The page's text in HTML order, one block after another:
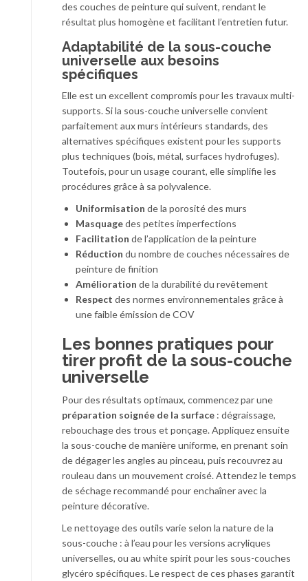
des couches de peinture qui suivent, rendant le
résultat plus homogène et facilitant l’entretien futur.
Adaptabilité de la sous-couche
universelle aux besoins
spécifiques
Elle est un excellent compromis pour les travaux multi-
supports. Si la sous-couche universelle convient
parfaitement aux murs intérieurs standards, des
alternatives spécifiques existent pour les supports
plus techniques (bois, métal, surfaces hydrofuges).
Toutefois, pour un usage courant, elle simplifie les
procédures grâce à sa polyvalence.
Uniformisation de la porosité des murs
Masquagedes petites imperfections
Facilitation de l’application de la peinture
Réduction du nombre de couches nécessaires de
peinture de finition
Amélioration de la durabilité du revêtement
Respect des normes environnementales grâce à
une faible émission de COV
Les bonnes pratiques pour
tirer profit de la sous-couche
universelle
Pour des résultats optimaux, commencez par une
préparation soignée de la surface : dégraissage,
rebouchage des trous et ponçage. Appliquez ensuite
la sous-couche de manière uniforme, en prenant soin
de dégager les angles au pinceau, puis recouvrez au
rouleau dans un mouvement croisé. Attendez le temps
de séchage recommandé pour enchaîner avec la
peinture décorative.
Le nettoyage des outils varie selon la nature de la
sous-couche : à l’eau pour les versions acryliques
universelles, ou au white spirit pour les sous-couches
glycéro spécifiques. Le respect de ces phases garantit